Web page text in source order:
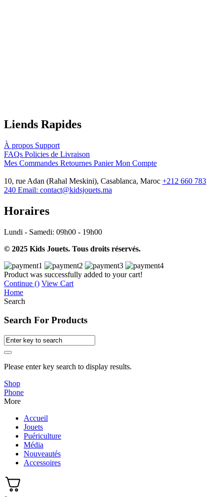
Liends Rapides
À propos Support
FAQs Policies de Livraison
Mes Commandes Retournes Panier Mon Compte
10, rue Adan (Rahal Meskini), Casablanca, Maroc +212 660 783
240 Email: contact@kidsjouets.ma
Horaires
Lundi - Samedi: 09h00 - 19h00
© 2025 Kids Jouets. Tous droits réservés.
Product was successfully added to your cart!
Continue () View Cart
Home
Search
Search For Products
Please enter key search to display results.
Shop
Phone
More
Accueil
Jouets
Puériculture
Média
Nouveautés
Accessoires